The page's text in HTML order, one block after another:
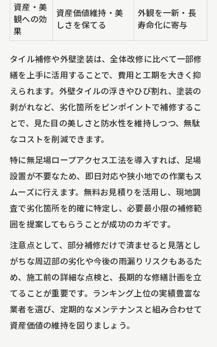
資産・美
観への効
果
資産価値維持・美
しさを保てる
外観を一新・長
寿命化に寄与
タイル補修や外壁塗装は、全体改修に比べて一部修
繕を上手に活用することで、費用と工期を大きく抑
えられます。外壁タイルの浮きやひび割れ、塗装の
剥がれなど、劣化箇所をピンポイントで補修するこ
とで、見た目の美しさと防水性を維持しつつ、無駄
なコストを削減できます。
特に無足場ロープアクセス工法を導入すれば、足場
設置が不要なため、即日対応や狭小地での作業もス
ムーズに行えます。無料お見積りを活用し、現地調
査で劣化箇所を的確に特定し、必要最小限の補修範
囲を提案してもらうことが成功のカギです。
注意点として、部分補修だけで済ませると見落とし
がちな周辺部の劣化や今後の雨漏りリスクもあるた
め、施工前の詳細な点検と、長期的な修繕計画を立
てることが重要です。ランキング上位の実績豊富な
業者を選び、定期的なメンテナンスと組み合わせて
資産価値の維持を図りましょう。